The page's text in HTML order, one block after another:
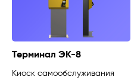
Терминал ЭК-8
Киоск самообслуживания